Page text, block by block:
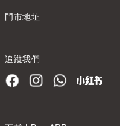
門市地址
追蹤我們